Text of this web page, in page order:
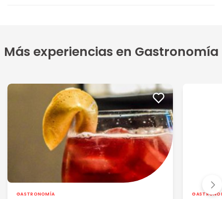
Más experiencias en Gastronomía
GASTRONOMÍA